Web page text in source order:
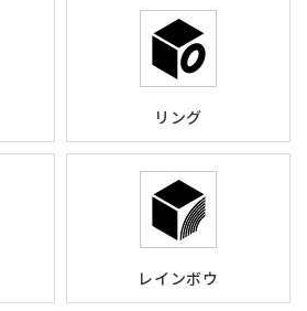
リング
レインボウ